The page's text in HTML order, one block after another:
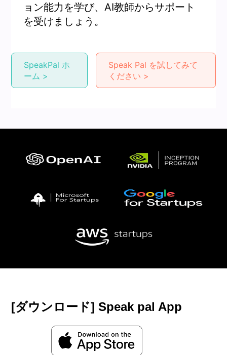
ョン能力を学び、AI教師からサポート
を受けましょう。
SpeakPal ホ
ーム >
Speak Pal を試してみて
ください >
[ダウンロード] Speak pal App